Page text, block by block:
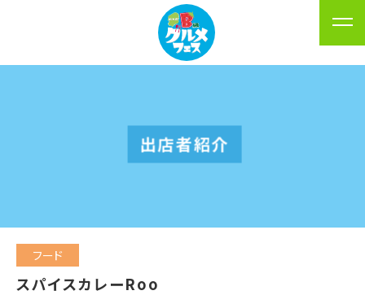
出店者紹介
フード
スパイスカレーRoo